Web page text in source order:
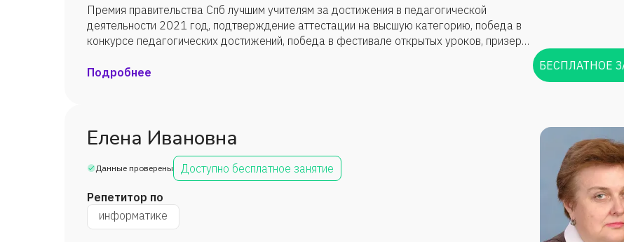
Премия правительства Спб лучшим учителям за достижения в педагогической
деятельности 2021 год, подтверждение аттестации на высшую категорию, победа в
конкурсе педагогических достижений, победа в фестивале открытых уроков, призер
различных конкурсов и конференций, высокие результаты ГИА, участие в деятельности
Подробнее БЕСПЛАТНОЕ
Елена Ивановна
Данные проверены Доступно бесплатное занятие
Репетитор по
информатике